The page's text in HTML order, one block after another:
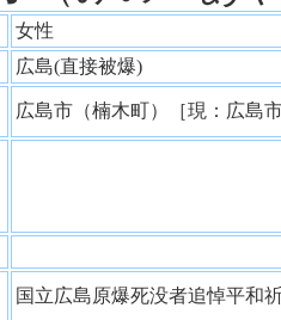
女性
広島(直接被爆)
広島市（楠木町）［現：広
国立広島原爆死没者追悼平